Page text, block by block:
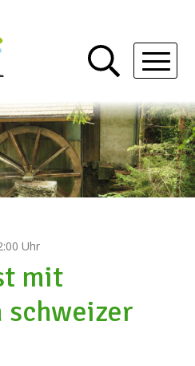
Bütschwil-
mit
Uhr